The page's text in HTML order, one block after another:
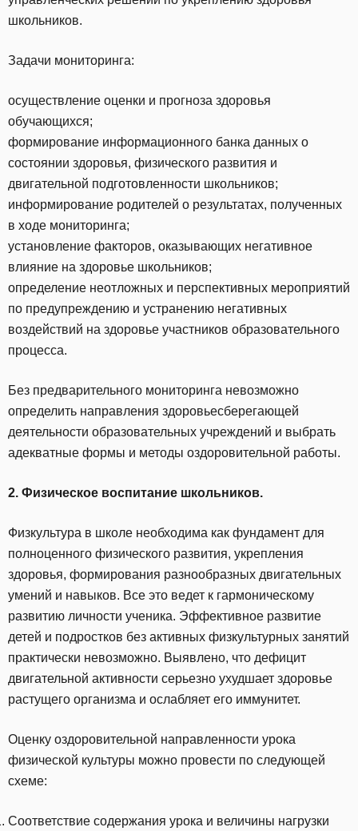
школьников.
Задачи мониторинга:
осуществление оценки и прогноза здоровья
обучающихся;
формирование информационного банка данных о
состоянии здоровья, физического развития и
двигательной подготовленности школьников;
информирование родителей о результатах, полученных
в ходе мониторинга;
установление факторов, оказывающих негативное
влияние на здоровье школьников;
определение неотложных и перспективных мероприятий
по предупреждению и устранению негативных
воздействий на здоровье участников образовательного
процесса.
Без предварительного мониторинга невозможно
определить направления здоровьесберегающей
деятельности образовательных учреждений и выбрать
адекватные формы и методы оздоровительной работы.
2. Физическое воспитание школьников.
Физкультура в школе необходима как фундамент для
полноценного физического развития, укрепления
здоровья, формирования разнообразных двигательных
умений и навыков. Все это ведет к гармоническому
развитию личности ученика. Эффективное развитие
детей и подростков без активных физкультурных занятий
практически невозможно. Выявлено, что дефицит
двигательной активности серьезно ухудшает здоровье
растущего организма и ослабляет его иммунитет.
Оценку оздоровительной направленности урока
физической культуры можно провести по следующей
схеме:
Соответствие содержания урока и величины нагрузки